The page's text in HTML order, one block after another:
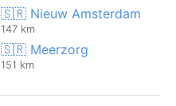
🇸🇷 Nieuw Amsterdam
147 km
🇸🇷 Meerzorg
151 km